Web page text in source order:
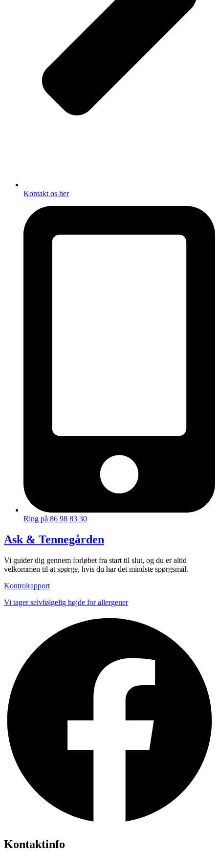
Kontakt os her
Ring på 86 98 83 30
Ask & Tennegården
Vi guider dig gennem forløbet fra start til slut, og du er altid
velkommen til at spørge, hvis du har det mindste spørgsmål.
Kontrolrapport
Vi tager selvfølgelig højde for allergener
Kontaktinfo